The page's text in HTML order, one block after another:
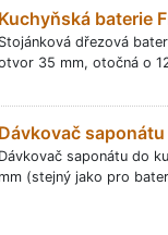
Kuchyňská baterie
Stojánková dřezová
35 mm, otočná o
Dávkovač
Dávkovač saponátu do
mm (stejný jako pro